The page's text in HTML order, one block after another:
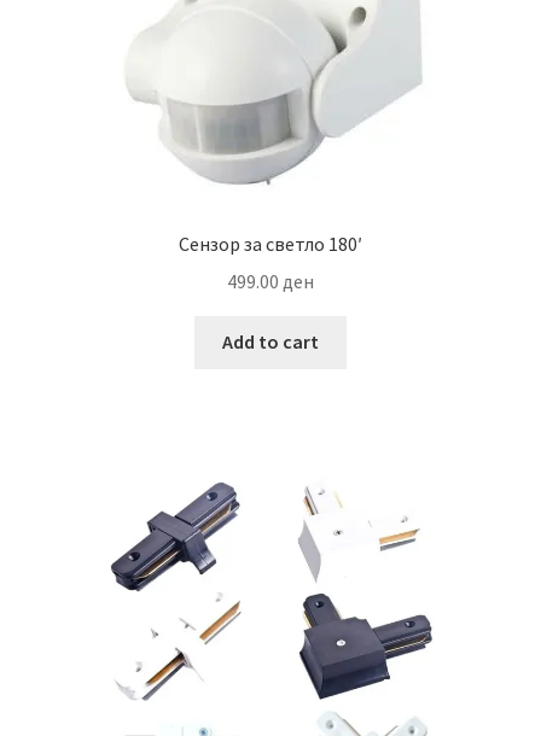
chosen
product
Сензор за светло 180′
499.00 ден
Add to cart